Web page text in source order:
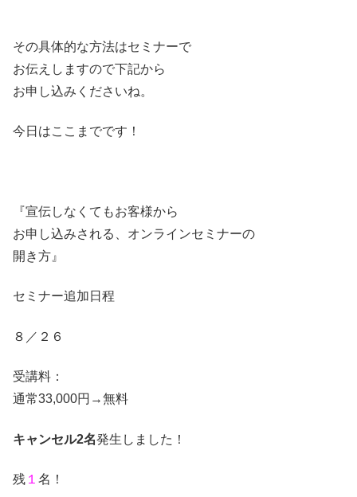
その具体的な方法はセミナーで
お伝えしますので下記から
お申し込みくださいね。
今日はここまでです！
『宣伝しなくてもお客様から
お申し込みされる、オンラインセミナーの
開き方』
セミナー追加日程
８／２６
受講料：
通常33,000円→無料
キャンセル2名発生しました！
残 １ 名！